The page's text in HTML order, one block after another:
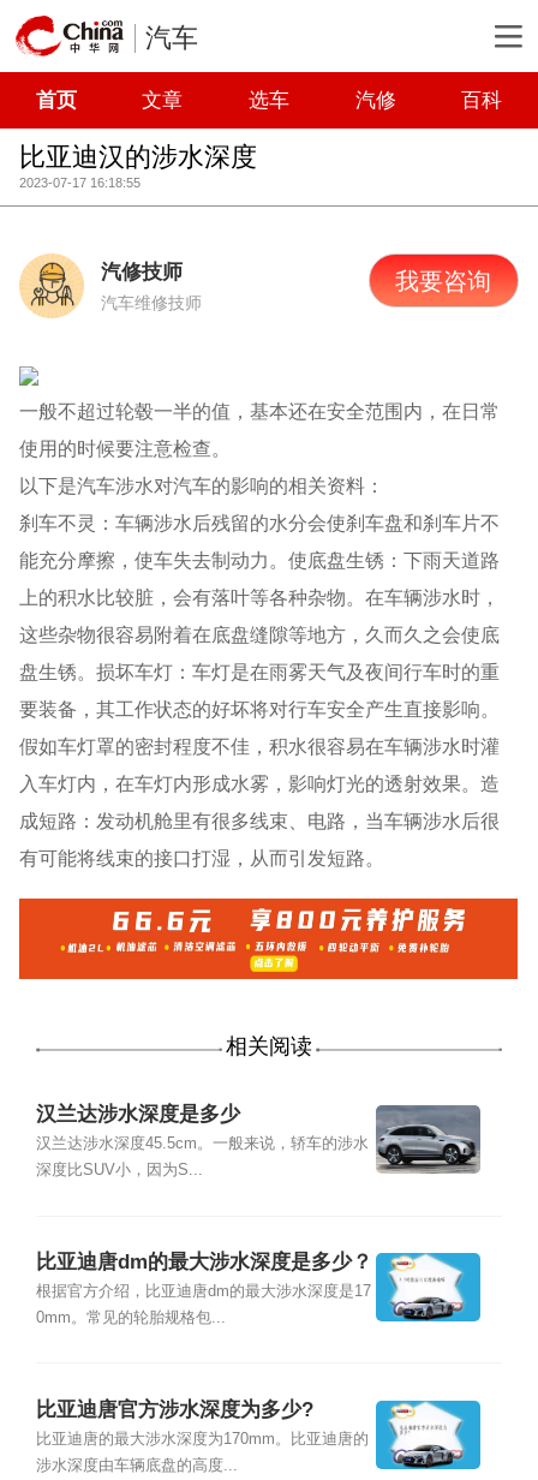
汽车
首页 文章 选车 汽修 百科
比亚迪汉的涉水深度
2023-07-17 16:18:55
汽修技师
汽车维修技师
我要咨询
一般不超过轮毂一半的值，基本还在安全范围内，在日常
使用的时候要注意检查。
以下是汽车涉水对汽车的影响的相关资料：
刹车不灵：车辆涉水后残留的水分会使刹车盘和刹车片不
能充分摩擦，使车失去制动力。使底盘生锈：下雨天道路
上的积水比较脏，会有落叶等各种杂物。在车辆涉水时，
这些杂物很容易附着在底盘缝隙等地方，久而久之会使底
盘生锈。损坏车灯：车灯是在雨雾天气及夜间行车时的重
要装备，其工作状态的好坏将对行车安全产生直接影响。
假如车灯罩的密封程度不佳，积水很容易在车辆涉水时灌
入车灯内，在车灯内形成水雾，影响灯光的透射效果。造
成短路：发动机舱里有很多线束、电路，当车辆涉水后很
有可能将线束的接口打湿，从而引发短路。
相关阅读
汉兰达涉水深度是多少
汉兰达涉水深度45.5cm。一般来说，轿车的涉水
深度比SUV小，因为S...
比亚迪唐dm的最大涉水深度是多少？
根据官方介绍，比亚迪唐dm的最大涉水深度是17
0mm。常见的轮胎规格包...
比亚迪唐官方涉水深度为多少?
比亚迪唐的最大涉水深度为170mm。比亚迪唐的
涉水深度由车辆底盘的高度...